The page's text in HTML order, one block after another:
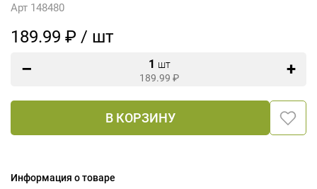
Арт 148480
189.99 ₽ / шт
1 шт
189.99 ₽
В КОРЗИНУ
Информация о товаре